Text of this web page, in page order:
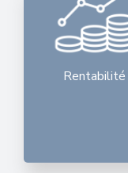
Rentabilité